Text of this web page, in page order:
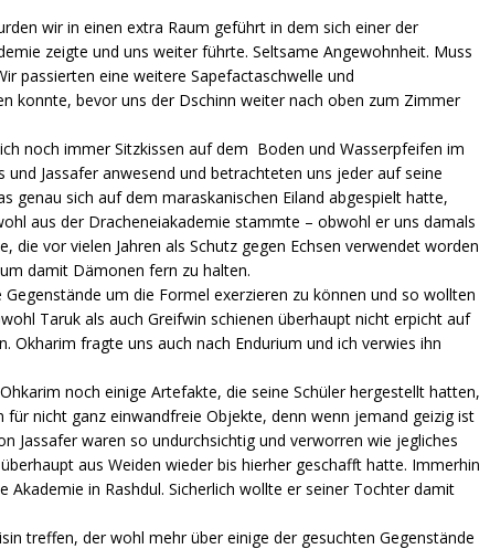
wir in einen extra Raum geführt in dem sich einer der
zeigte und uns weiter führte. Seltsame Angewohnheit. Muss
passierten eine weitere Sapefactaschwelle und
konnte, bevor uns der Dschinn weiter nach oben zum Zimmer
noch immer Sitzkissen auf dem Boden und Wasserpfeifen im
Jassafer anwesend und betrachteten uns jeder auf seine
genau sich auf dem maraskanischen Eiland abgespielt hatte,
aus der Dracheneiakademie stammte – obwohl er uns damals
vor vielen Jahren als Schutz gegen Echsen verwendet worden
damit Dämonen fern zu halten.
um die Formel exerzieren zu können und so wollten
Taruk als auch Greifwin schienen überhaupt nicht erpicht auf
Okharim fragte uns auch nach Endurium und ich verwies ihn
noch einige Artefakte, die seine Schüler hergestellt hatten,
nicht ganz einwandfreie Objekte, denn wenn jemand geizig ist
Jassafer waren so undurchsichtig und verworren wie jegliches
aus Weiden wieder bis hierher geschafft hatte. Immerhin
Akademie in Rashdul. Sicherlich wollte er seiner Tochter damit
treffen, der wohl mehr über einige der gesuchten Gegenstände